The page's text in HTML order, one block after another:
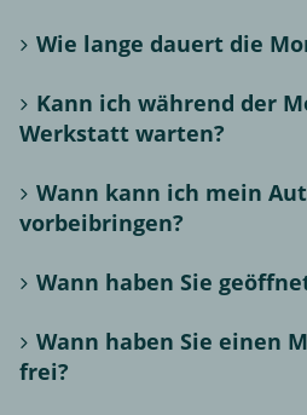
Wie lange dauert die
Kann ich während der
Werkstatt warten?
Wann kann ich mein
vorbeibringen?
Wann haben Sie
Wann haben Sie einen
frei?